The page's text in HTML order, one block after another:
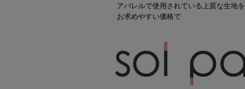
アパレルで使用されている上質な生地を
お求めやすい価格で